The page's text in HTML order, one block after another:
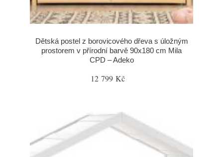
Dětská postel z borovicového dřeva s úložným
prostorem v přírodní barvě 90x180 cm Mila
CPD – Adeko
12 799 Kč